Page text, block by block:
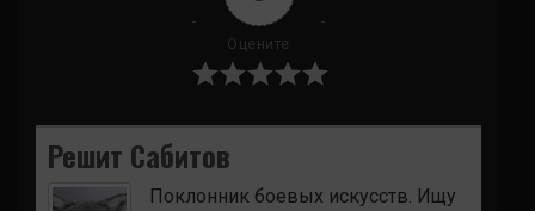
Оцените
Решит Сабитов
Поклонник боевых искусств. Ищу